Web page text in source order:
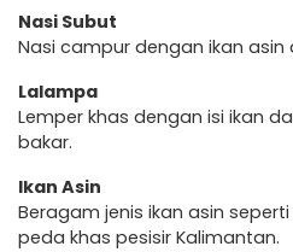
Nasi Subut
Nasi campur dengan ikan asin
Lalampa
Lemper khas dengan isi ikan
bakar.
Ikan Asin
Beragam jenis ikan asin
peda khas pesisir Kalimantan.